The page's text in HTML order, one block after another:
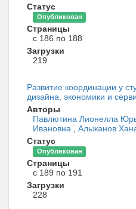
Статус
Опубликован
Страницы
с 186 по 188
Загрузки
219
Развитие координации у
дизайна, экономики и
Авторы
Павлютина Лионелла
Ивановна , Альжанов
Статус
Опубликован
Страницы
с 189 по 191
Загрузки
228